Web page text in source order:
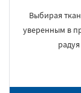
Выбирая
уверенным в